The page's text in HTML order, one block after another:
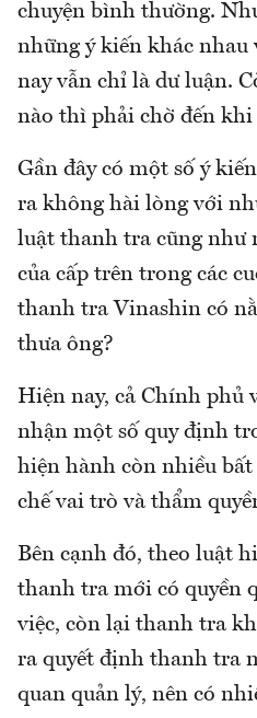
chuyện bình thường.
những ý kiến khác nhau
nay vẫn chỉ là dư luận.
nào thì phải chờ đến
Gần đây có một số ý
ra không hài lòng với
luật thanh tra cũng như
của cấp trên trong các
thanh tra Vinashin có
thưa ông?
Hiện nay, cả Chính phủ
nhận một số quy định
hiện hành còn nhiều
chế vai trò và thẩm
Bên cạnh đó, theo luật
thanh tra mới có quyền
việc, còn lại thanh tra
ra quyết định thanh tra
quan quản lý, nên có